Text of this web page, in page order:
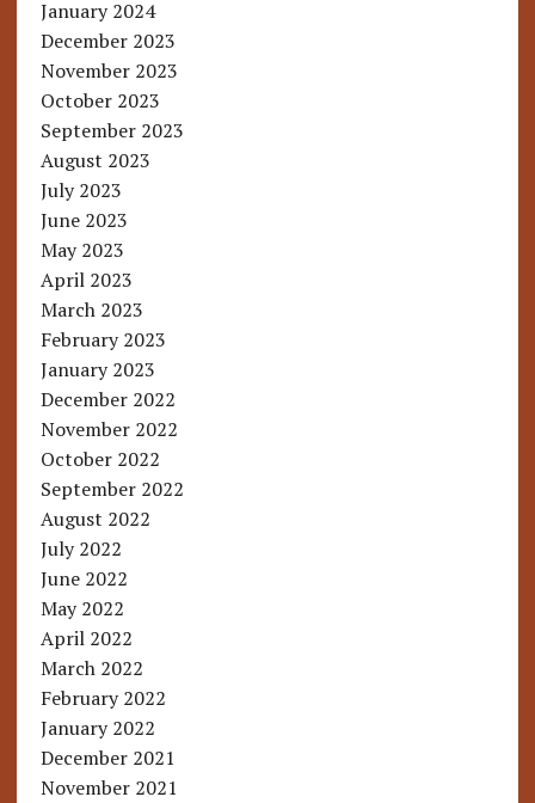
January 2024
December 2023
November 2023
October 2023
September 2023
August 2023
July 2023
June 2023
May 2023
April 2023
March 2023
February 2023
January 2023
December 2022
November 2022
October 2022
September 2022
August 2022
July 2022
June 2022
May 2022
April 2022
March 2022
February 2022
January 2022
December 2021
November 2021